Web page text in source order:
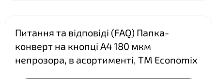
Питання та відповіді (FAQ) Папка-
конверт на кнопці А4 180 мкм
непрозора, в асортименті, ТМ Economix